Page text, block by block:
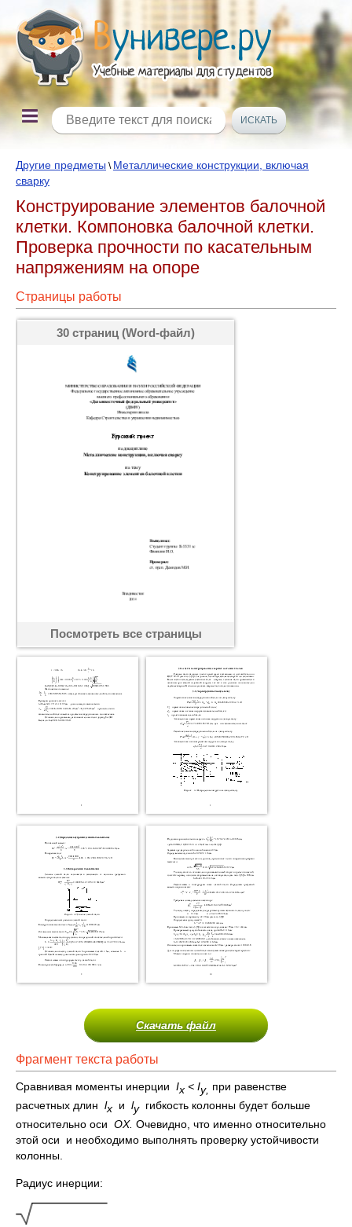
Другие предметы \ Металлические конструкции, включая
сварку
Конструирование элементов балочной
клетки. Компоновка балочной клетки.
Проверка прочности по касательным
напряжениям на опоре
Страницы работы
30 страниц (Word-файл)
Посмотреть все страницы
Скачать файл
Фрагмент текста работы
Сравнивая моменты инерции Ix < Iy, при равенстве
расчетных длин lx и lу гибкость колонны будет больше
относительно оси ОХ. Очевидно, что именно относительно
этой оси и необходимо выполнять проверку устойчивости
колонны.
Радиус инерции: